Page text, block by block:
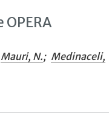
Mauri, N.; Medinaceli,